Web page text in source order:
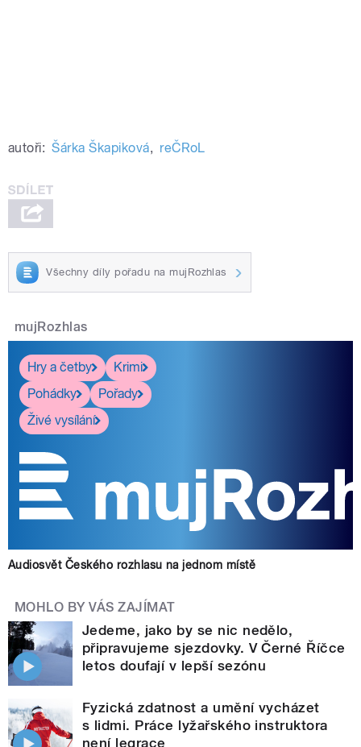
autoři: Šárka Škapiková, reČRoL
Všechny díly pořadu na mujRozhlas
mujRozhlas
Hry a četby
Krimi
Pohádky
Pořady
Živé vysílání
Audiosvět Českého rozhlasu na jednom místě
MOHLO BY VÁS ZAJÍMAT
Jedeme, jako by se nic nedělo,
připravujeme sjezdovky. V Černé Říčce
letos doufají v lepší sezónu
Fyzická zdatnost a umění vycházet
s lidmi. Práce lyžařského instruktora
není legrace